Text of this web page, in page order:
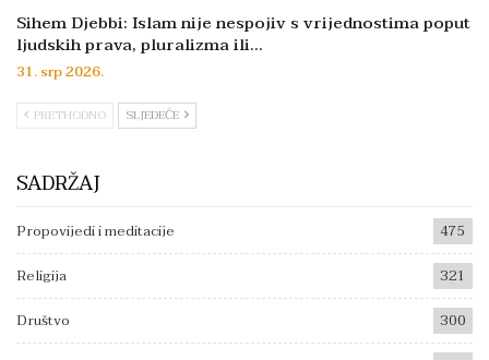
Sihem Djebbi: Islam nije nespojiv s vrijednostima poput
ljudskih prava, pluralizma ili…
31. srp 2026.
PRETHODNO SLJEDEĆE
SADRŽAJ
Propovijedi i meditacije
475
Religija
321
Društvo
300